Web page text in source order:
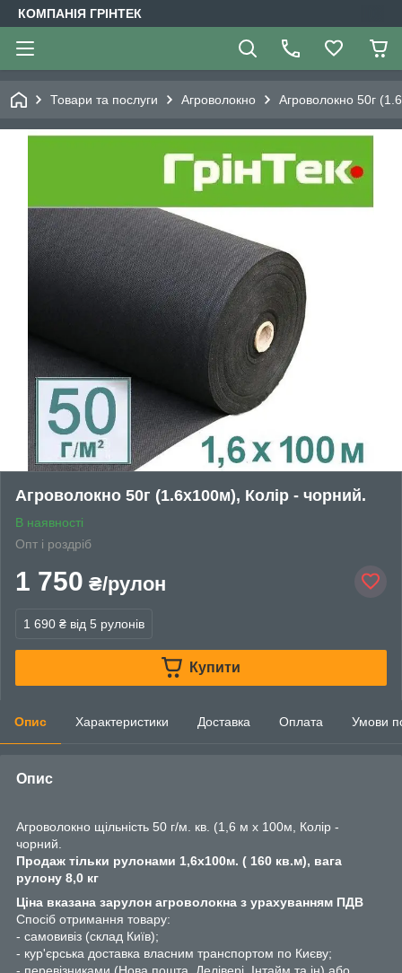
КОМПАНІЯ ГРІНТЕК
Товари та послуги Агроволокно Агроволокно 50г
Агроволокно 50г (1.6х100м), Колір - чорний.
В наявності
Опт і роздріб
1 750 ₴/рулон
1 690 ₴ від 5 рулонів
Купити
Опис Характеристики Доставка Оплата Умови
Опис
Агроволокно щільність 50 г/м. кв. (1,6 м х 100м, Колір -
чорний.
Продаж тільки рулонами 1,6х100м. ( 160 кв.м), вага
рулону 8,0 кг
Ціна вказана зарулон агроволокна з урахуванням ПДВ
Спосіб отримання товару:
- самовивіз (склад Київ);
- кур'єрська доставка власним транспортом по Києву;
- перевізниками (Нова пошта, Делівері, Інтайм та ін) або